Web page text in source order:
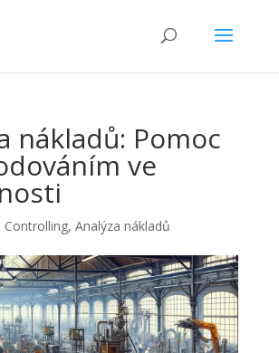
nákladů: Pomoc
ve
Controlling, Analýza nákladů